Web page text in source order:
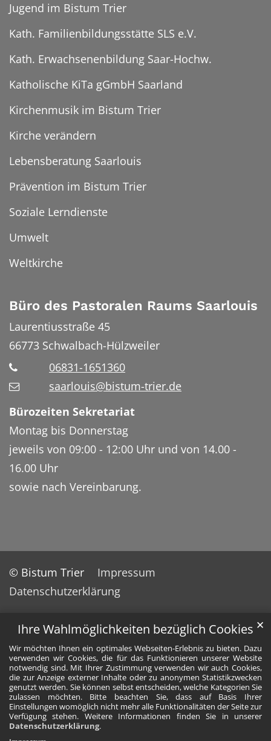
Ihre Wahlmöglichkeiten bezüglich Cookies
Wir möchten Ihnen ein optimales Webseiten-Erlebnis zu bieten. Dazu
verwenden wir Cookies, die für das Funktionieren unserer Website
notwendig sind. Mit Ihrer Zustimmung verwenden wir auch Cookies,
die zur Anzeige externer Inhalte oder zu anonymen Statistikzwecken
genutzt werden. Sie können selbst entscheiden, welche Kategorien Sie
zulassen möchten. Bitte beachten Sie, dass auf Basis Ihrer
Einstellungen womöglich nicht mehr alle Funktionalitäten der Seite zur
Verfügung stehen. Weitere Informationen finden Sie in unserer
Datenschutzerklärung.
✕
Jugend im Bistum Trier
Kath. Familienbildungsstätte SLS e.V.
Kath. Erwachsenenbildung Saar-Hochw.
Katholische KiTa gGmbH Saarland
Kirchenmusik im Bistum Trier
Kirche verändern
Lebensberatung Saarlouis
Prävention im Bistum Trier
Soziale Lerndienste
Umwelt
Weltkirche
Büro des Pastoralen Raums Saarlouis
Laurentiusstraße 45
66773 Schwalbach-Hülzweiler
06831-1651360
saarlouis@bistum-trier.de
Bürozeiten Sekretariat
Montag bis Donnerstag
jeweils von 09:00 - 12:00 Uhr und von 14.00 -
16.00 Uhr
sowie nach Vereinbarung.
© Bistum Trier
Impressum
Datenschutzerklärung